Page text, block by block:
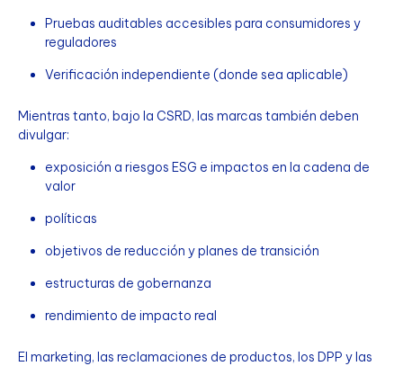
Pruebas auditables accesibles para consumidores y
reguladores
Verificación independiente (donde sea aplicable)
Mientras tanto, bajo la CSRD, las marcas también deben
divulgar:
exposición a riesgos ESG e impactos en la cadena de
valor
políticas
objetivos de reducción y planes de transición
estructuras de gobernanza
rendimiento de impacto real
El marketing, las reclamaciones de productos, los DPP y las